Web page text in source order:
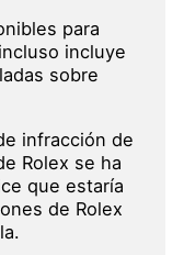
para
incluye
sobre
infracción de
Rolex se ha
que estaría
de Rolex